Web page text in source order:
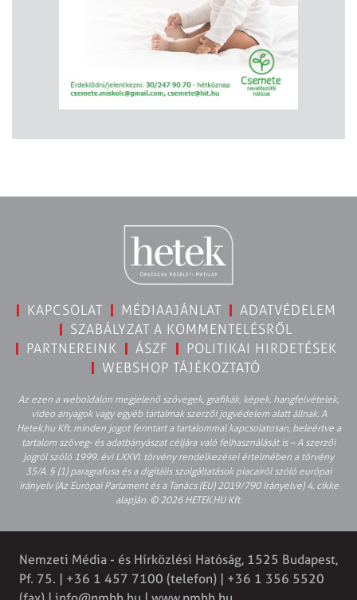
KAPCSOLAT MÉDIAAJÁNLAT
ADATVÉDELEM
SZABÁLYZAT A KOMMENTELÉSRŐL
PARTNEREINK
ÁSZF
POLITIKAI HIRDETÉSEK
WEBSHOP TÁJÉKOZTATÓ
Az ezen a weboldalon megjelenő szövegek, grafikák, képek, hangfelvételek,
video anyagok vagy egyéb tartalmak szerzői jogvédelem alatt állnak. A
Hetek.hu Kft. minden jogot fenntart a tartalommal kapcsolatosan, beleértve a
tartalom szöveg- és adatbányászat céljára való felhasználását is – A szerzői
jogról szóló 1999. évi LXXVI. törvény rendelkezései értelmében a törvény
35/A. § (1) paragrafusa és a digitális szolgáltatások piacairól szóló európai
irányelv (Az Európai Parlament és a Tanács (EU) 2019/790 Irányelve) 4. cikke
alapján. © 2026 HETEK.HU Kft.
Nemzeti Média - és Hírközlési Hatóság, 1525 Budapest,
Pf. 75. | +36 1 457 7100 (telefon) | +36 1 356 5520